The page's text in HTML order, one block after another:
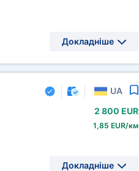
Докладніше
UA
2 800 EUR
1,85 EUR/км
Докладніше